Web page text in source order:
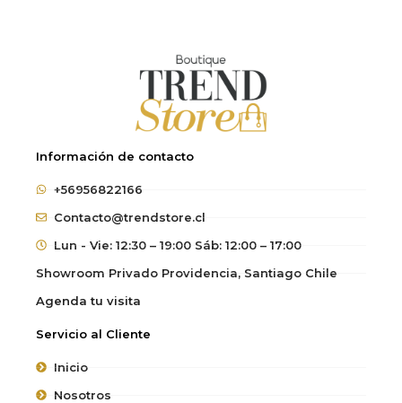
Información de contacto
+56956822166
Contacto@trendstore.cl
Lun - Vie: 12:30 – 19:00 Sáb: 12:00 – 17:00
Showroom Privado Providencia, Santiago Chile
Agenda tu visita
Servicio al Cliente
Inicio
Nosotros